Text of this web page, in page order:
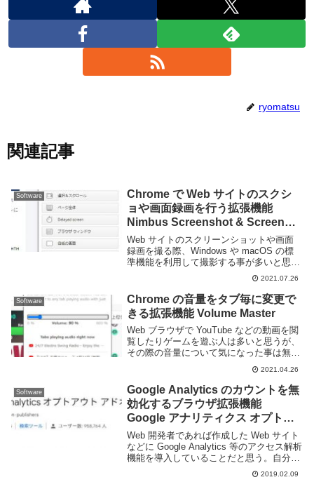
ryomatsu
関連記事
Software
Chrome で Web サイトのスクシ
ョや画面録画を行う拡張機能
Nimbus Screenshot & Screen
Video Recorder
Web サイトのスクリーンショットや画面
録画を撮る際、Windows や macOS の標
準機能を利用して撮影する事が多いと思
う。Windows であれば Win+Shift+S で範
囲選択、 Alt+PrtSc でアクティブウインド
ウのみ...
2021.07.26
Software
Chrome の音量をタブ毎に変更で
きる拡張機能 Volume Master
Web ブラウザで YouTube などの動画を閲
覧したりゲームを遊ぶ人は多いと思うが、
その際の音量について気になった事は無い
だろうか。一般的に YouTube などの動画
サイトでは個別に音量を調節する事はでき
るが、変更できない Web サ...
2021.04.26
Software
Google Analytics のカウントを無
効化するブラウザ拡張機能
Google アナリティクス オプトア
ウト
Web 開発者であれば作成した Web サイト
などに Google Analytics 等のアクセス解析
機能を導入していることだと思う。自分の
Web サイトもほぼ全てで Google Analytics
を利用している。しかし、自分がアク...
2019.02.09